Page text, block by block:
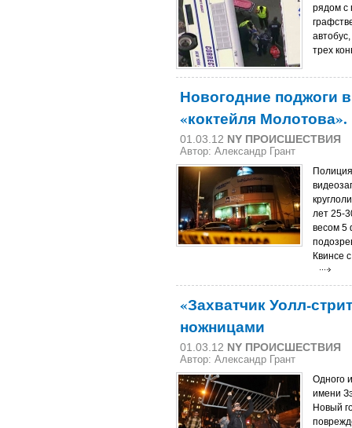
рядом с
трех
Новогодние поджоги
«коктейля Молотова».
01.03.12 NY ПРОИСШЕСТВИЯ
Автор: Александр Грант
лет 25-
весом 5
Квинсе
«Захватчик Уолл-
ножницами
01.03.12 NY ПРОИСШЕСТВИЯ
Автор: Александр Грант
Одного
имени
Новый